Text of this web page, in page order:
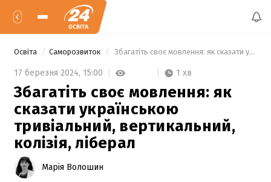
Освіта Саморозвиток Збагатіть своє мовлення: як сказати українською тривіальний, вертикальний, колізія, ліберал
17 березня 2024, 15:00 1 хв
Збагатіть своє мовлення: як
сказати українською
тривіальний, вертикальний,
колізія, ліберал
Марія Волошин